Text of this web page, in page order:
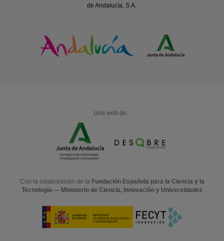
de Andalucía, S.A.
Una web de:
Con la colaboración de la Fundación Española para la Ciencia y la
Tecnología — Ministerio de Ciencia, Innovación y Universidades